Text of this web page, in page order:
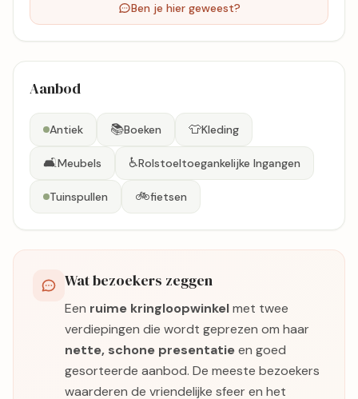
Ben je hier geweest?
Aanbod
Antiek 📚Boeken 👕Kleding
🛋️Meubels ♿Rolstoeltoegankelijke Ingangen
Tuinspullen 🚲fietsen
Wat bezoekers zeggen
Een ruime kringloopwinkelmet twee
verdiepingen die wordt geprezen om haar
nette, schone presentatieen goed
gesorteerde aanbod. De meeste bezoekers
waarderen de vriendelijke sfeer en het